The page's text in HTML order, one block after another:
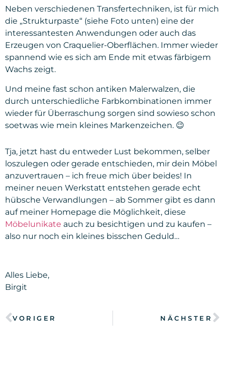
Neben verschiedenen Transfertechniken, ist für mich
die „Strukturpaste“ (siehe Foto unten) eine der
interessantesten Anwendungen oder auch das
Erzeugen von Craquelier-Oberflächen. Immer wieder
spannend wie es sich am Ende mit etwas färbigem
Wachs zeigt.
Und meine fast schon antiken Malerwalzen, die
durch unterschiedliche Farbkombinationen immer
wieder für Überraschung sorgen sind sowieso schon
soetwas wie mein kleines Markenzeichen. 😉
Tja, jetzt hast du entweder Lust bekommen, selber
loszulegen oder gerade entschieden, mir dein Möbel
anzuvertrauen – ich freue mich über beides! In
meiner neuen Werkstatt entstehen gerade echt
hübsche Verwandlungen – ab Sommer gibt es dann
auf meiner Homepage die Möglichkeit, diese
Möbelunikate auch zu besichtigen und zu kaufen –
also nur noch ein kleines bisschen Geduld…
Alles Liebe,
Birgit
VORIGER NÄCHSTER